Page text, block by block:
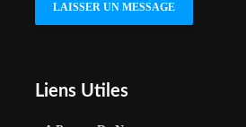
LAISSER UN MESSAGE
Liens Utiles